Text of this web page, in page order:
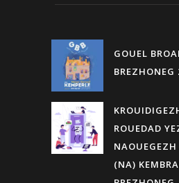
GOUEL
BREZHONEG
ROUEDAD
(NA)